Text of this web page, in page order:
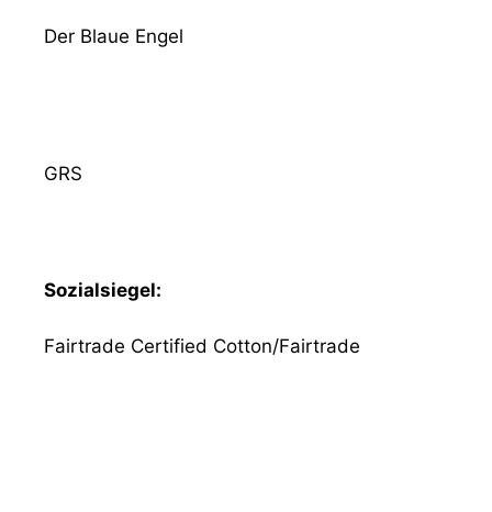
Der Blaue Engel
GRS
Sozialsiegel:
Fairtrade Certified Cotton/Fairtrade